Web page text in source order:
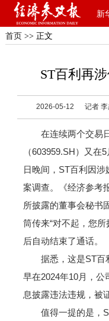
新
首页 >> 正文
ST百利再
2026-05-12 记者
在连续两个交易日
（603959.SH）又在
日晚间，ST百利因涉
案调查。《经济参考
所披露的董事会秘书
筒传来“对不起，您
后自动结束了通话。
据悉，这是ST百利
早在2024年10月，
息披露违法违规，被
值得一提的是，ST